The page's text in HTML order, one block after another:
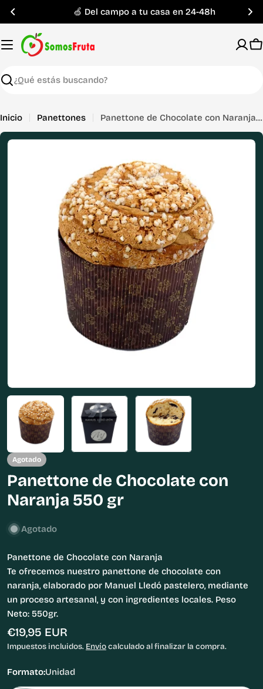
Saltar
contenido
🍏 Del campo a tu casa en 24-48h
Buscar
Inicio Panettones Panettone de Chocolate con Naranja 550 gr
Abrir medios 0 en modal
Agotado
Panettone de Chocolate con
Naranja 550 gr
Agotado
Panettone de Chocolate con Naranja
Te ofrecemos nuestro panettone de chocolate con
naranja, elaborado por Manuel Lledó pastelero, mediante
un proceso artesanal, y con ingredientes locales. Peso
Neto: 550gr.
Precio
habitual
€19,95 EUR
Impuestos incluidos. Envíocalculado al finalizar la compra.
Formato:Unidad